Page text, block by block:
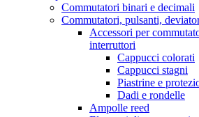
Commutatori binari e decimali
Commutatori, pulsanti,
Accessori per
interruttori
Cappucci colorati
Cappucci stagni
Piastrine e
Dadi e rondelle
Ampolle reed